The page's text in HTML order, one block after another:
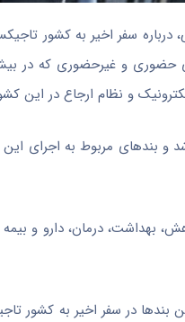
درباره سفر اخیر به کشور
و غیرحضوری که در
و نظام ارجاع در این
پزشکی، پژوهش، بهداشت،
در سفر اخیر به کشور